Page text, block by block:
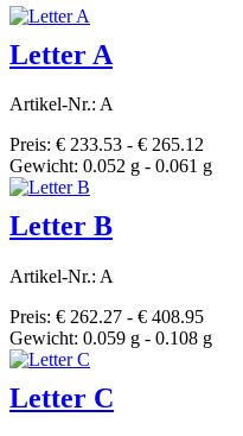
Letter A
Artikel-Nr.: A
Preis: € 233.53 - € 265.12
Gewicht: 0.052 g - 0.061 g
Letter B
Artikel-Nr.: A
Preis: € 262.27 - € 408.95
Gewicht: 0.059 g - 0.108 g
Letter C